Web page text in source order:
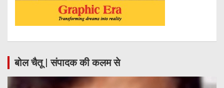
बोल चैतू | संपादक की कलम से